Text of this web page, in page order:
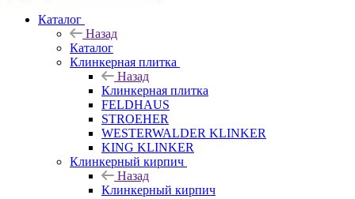
Каталог
Назад
Каталог
Клинкерная плитка
Назад
Клинкерная плитка
FELDHAUS
STROEHER
WESTERWALDER KLINKER
KING KLINKER
Клинкерный кирпич
Назад
Клинкерный кирпич